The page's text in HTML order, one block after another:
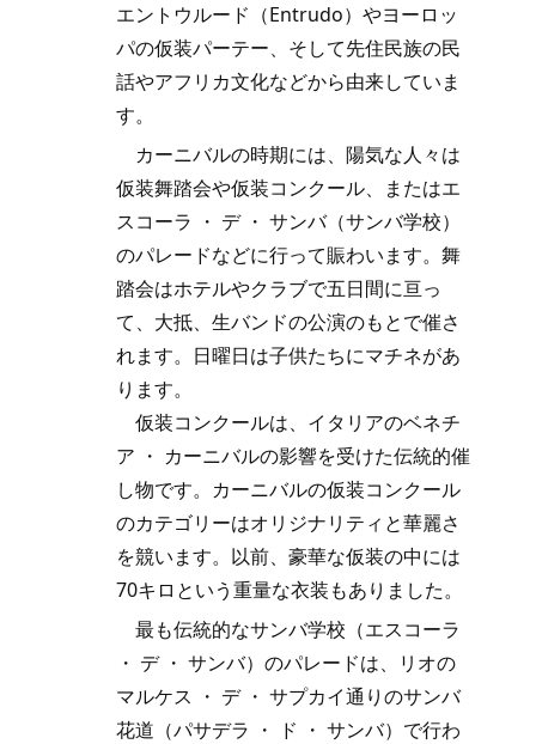
エントウルード（Entrudo）やヨーロッ
パの仮装パーテー、そして先住民族の民
話やアフリカ文化などから由来していま
す。
カーニバルの時期には、陽気な人々は
仮装舞踏会や仮装コンクール、またはエ
スコーラ ・ デ ・ サンバ（サンバ学校）
のパレードなどに行って賑わいます。舞
踏会はホテルやクラブで五日間に亘っ
て、大抵、生バンドの公演のもとで催さ
れます。日曜日は子供たちにマチネがあ
ります。
仮装コンクールは、イタリアのベネチ
ア ・ カーニバルの影響を受けた伝統的催
し物です。カーニバルの仮装コンクール
のカテゴリーはオリジナリティと華麗さ
を競います。以前、豪華な仮装の中には
70キロという重量な衣装もありました。
最も伝統的なサンバ学校（エスコーラ
・ デ ・ サンバ）のパレードは、リオの
マルケス ・ デ ・ サプカイ通りのサンバ
花道（パサデラ ・ ド ・ サンバ）で行わ